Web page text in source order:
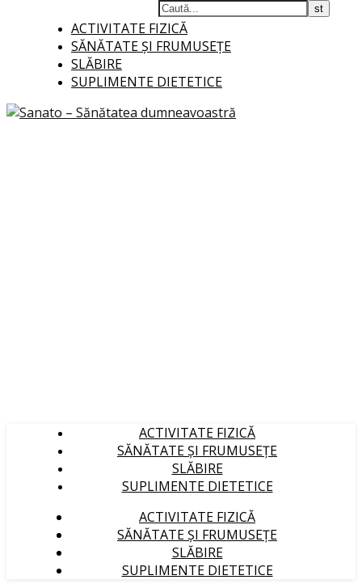
ACTIVITATE FIZICĂ
SĂNĂTATE ȘI FRUMUSEȚE
SLĂBIRE
SUPLIMENTE DIETETICE
ACTIVITATE FIZICĂ
SĂNĂTATE ȘI FRUMUSEȚE
SLĂBIRE
SUPLIMENTE DIETETICE
ACTIVITATE FIZICĂ
SĂNĂTATE ȘI FRUMUSEȚE
SLĂBIRE
SUPLIMENTE DIETETICE